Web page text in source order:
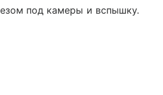
под камеры и вспышку.